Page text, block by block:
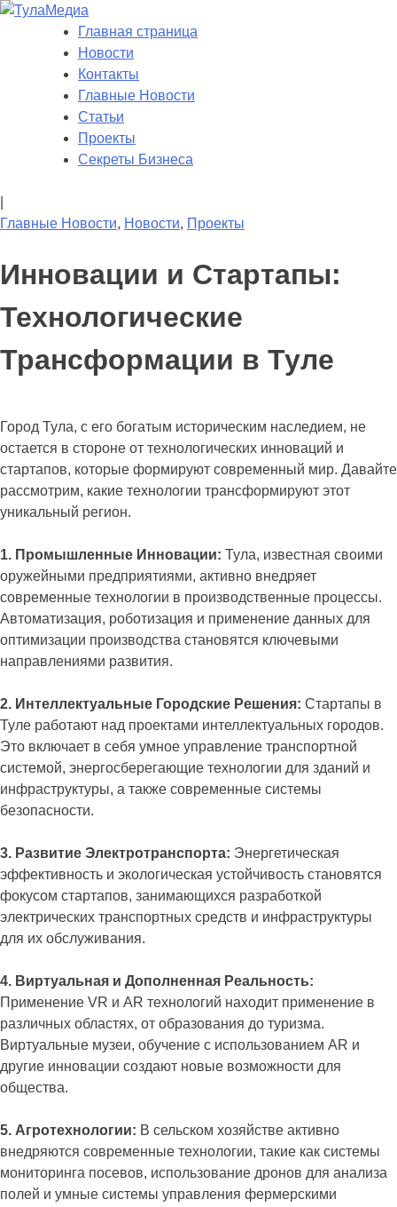
Skip
Новости Тулы
Главная страница
Новости
Контакты
Главные Новости
Статьи
Проекты
Секреты Бизнеса
Главные Новости, Новости, Проекты
Инновации и Стартапы:
Технологические
Трансформации в Туле
Город Тула, с его богатым историческим наследием, не
остается в стороне от технологических инноваций и
стартапов, которые формируют современный мир. Давайте
рассмотрим, какие технологии трансформируют этот
уникальный регион.
1. Промышленные Инновации: Тула, известная своими
оружейными предприятиями, активно внедряет
современные технологии в производственные процессы.
Автоматизация, роботизация и применение данных для
оптимизации производства становятся ключевыми
направлениями развития.
2. Интеллектуальные Городские Решения: Стартапы в
Туле работают над проектами интеллектуальных городов.
Это включает в себя умное управление транспортной
системой, энергосберегающие технологии для зданий и
инфраструктуры, а также современные системы
безопасности.
3. Развитие Электротранспорта: Энергетическая
эффективность и экологическая устойчивость становятся
фокусом стартапов, занимающихся разработкой
электрических транспортных средств и инфраструктуры
для их обслуживания.
4. Виртуальная и Дополненная Реальность:
Применение VR и AR технологий находит применение в
различных областях, от образования до туризма.
Виртуальные музеи, обучение с использованием AR и
другие инновации создают новые возможности для
общества.
5. Агротехнологии: В сельском хозяйстве активно
внедряются современные технологии, такие как системы
мониторинга посевов, использование дронов для анализа
полей и умные системы управления фермерскими